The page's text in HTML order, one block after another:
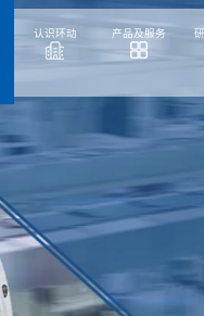
认识环动 产品及服务